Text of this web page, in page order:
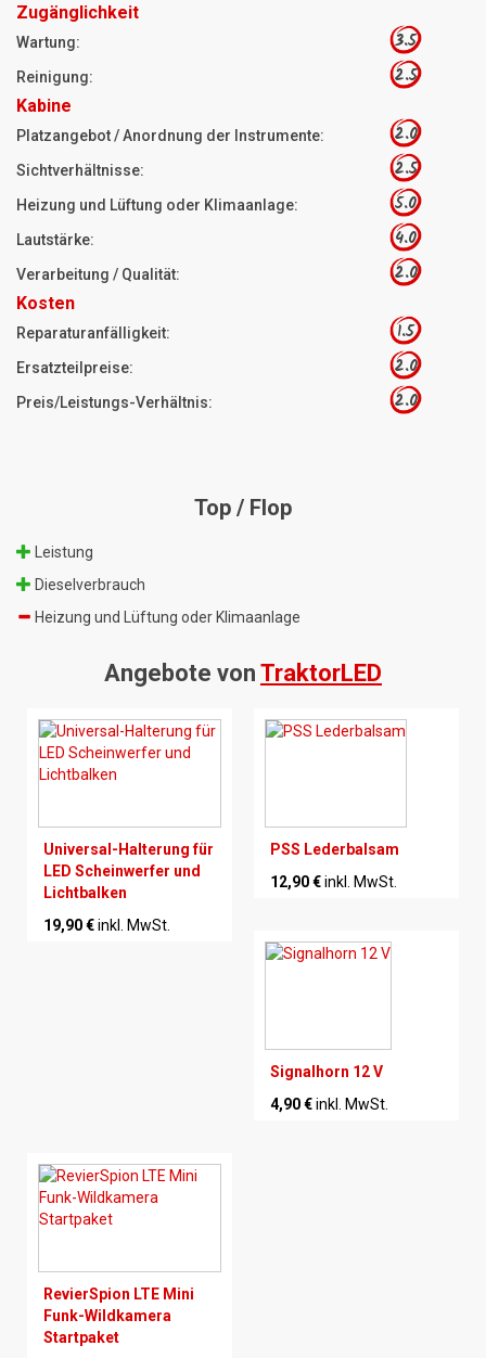
Zugänglichkeit
Wartung: 3.5
Reinigung: 2.5
Kabine
Platzangebot / Anordnung der Instrumente: 2.0
Sichtverhältnisse: 2.5
Heizung und Lüftung oder Klimaanlage: 5.0
Lautstärke: 4.0
Verarbeitung / Qualität: 2.0
Kosten
Reparaturanfälligkeit: 1.5
Ersatzteilpreise: 2.0
Preis/Leistungs-Verhältnis: 2.0
Top / Flop
Leistung
Dieselverbrauch
Heizung und Lüftung oder Klimaanlage
Angebote von TraktorLED
Universal-Halterung für
LED Scheinwerfer und
Lichtbalken
19,90 €inkl. MwSt.
PSS Lederbalsam
12,90 €inkl. MwSt.
Signalhorn 12 V
4,90 €inkl. MwSt.
RevierSpion LTE Mini
Funk-Wildkamera
Startpaket